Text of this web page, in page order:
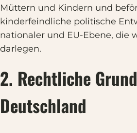
Müttern und Kindern und
kinderfeindliche politische
nationaler und EU-Ebene, die
darlegen.
2. Rechtliche
Deutschland